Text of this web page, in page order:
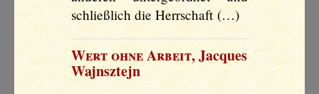
schließlich die Herrschaft (…)
Wert ohne Arbeit,Jacques
Wajnsztejn